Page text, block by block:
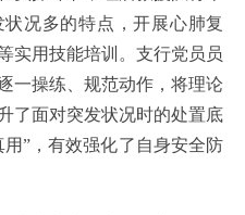
况多的特点，开展心肺复
实用技能培训。支行党员员
一操练、规范动作，将理论
了面对突发状况时的处置底
”，有效强化了自身安全防